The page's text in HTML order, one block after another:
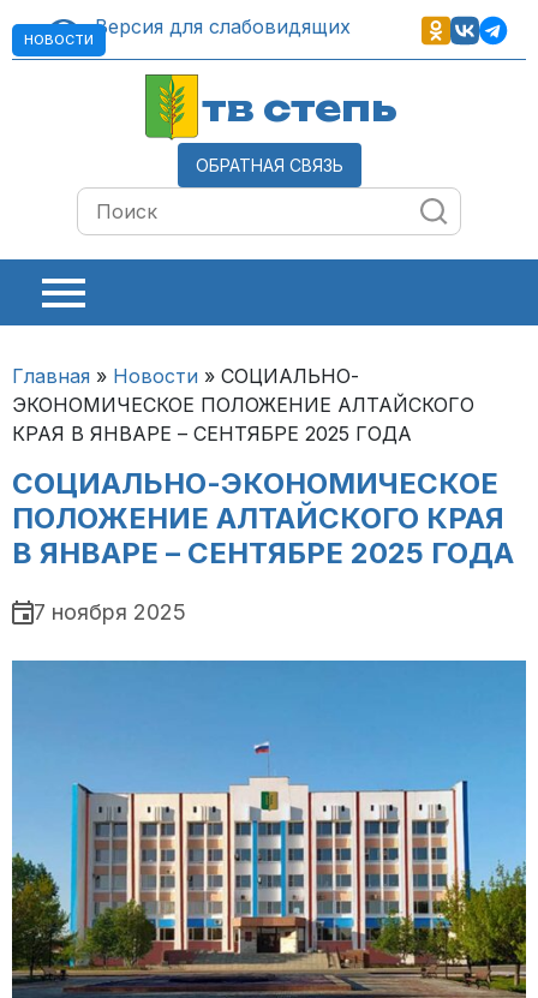
Версия для слабовидящих
тв степь
ОБРАТНАЯ СВЯЗЬ
Главная » Новости » СОЦИАЛЬНО-
ЭКОНОМИЧЕСКОЕ ПОЛОЖЕНИЕ АЛТАЙСКОГО
КРАЯ В ЯНВАРЕ – СЕНТЯБРЕ 2025 ГОДА
СОЦИАЛЬНО-ЭКОНОМИЧЕСКОЕ
ПОЛОЖЕНИЕ АЛТАЙСКОГО КРАЯ
В ЯНВАРЕ – СЕНТЯБРЕ 2025 ГОДА
НОВОСТИ
7 ноября 2025